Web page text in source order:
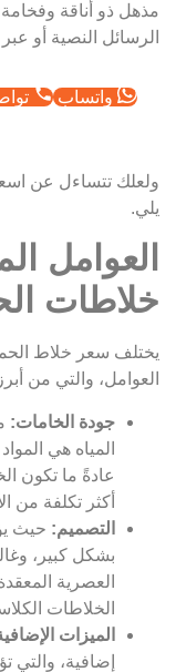
مذهل ذو أناقة
الرسائل النصية أو
واتساب
ولعلك تتساءل عن
يلي.
العوامل
خلاطات
يختلف سعر خلاط
العوامل، والتي من
جودة الخامات:
المياه هي
عادةً ما تكون
أكثر تكلفة من
التصميم: حيث
بشكل كبير،
العصرية
الخلاطات
الميزات
إضافية، والتي